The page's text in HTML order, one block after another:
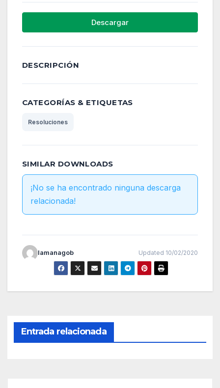
Descargar
DESCRIPCIÓN
CATEGORÍAS & ETIQUETAS
Resoluciones
SIMILAR DOWNLOADS
¡No se ha encontrado ninguna descarga
relacionada!
lamanagob Updated 10/02/2020
Entrada relacionada